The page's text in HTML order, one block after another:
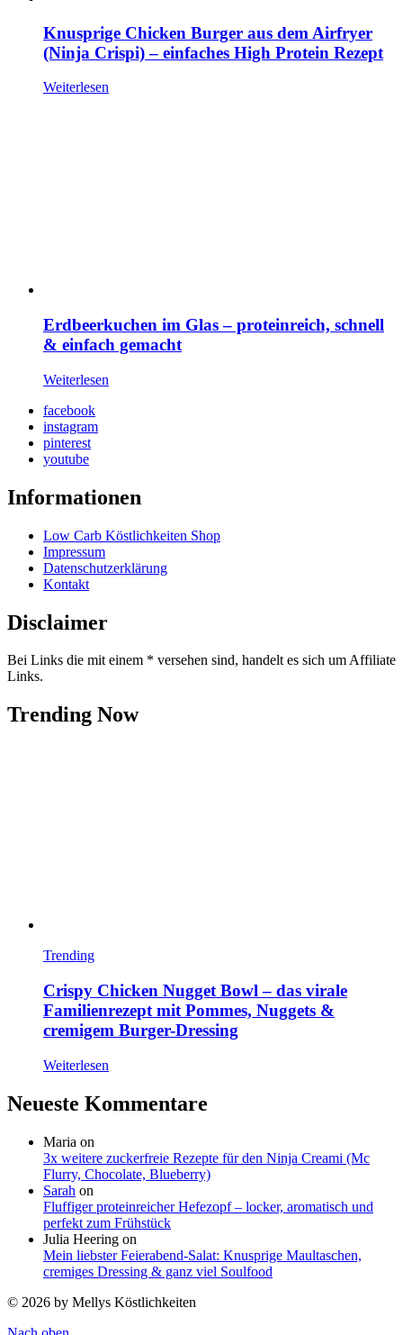
Knusprige Chicken Burger aus dem Airfryer
(Ninja Crispi) – einfaches High Protein Rezept
Weiterlesen
Erdbeerkuchen im Glas – proteinreich, schnell
& einfach gemacht
Weiterlesen
facebook
instagram
pinterest
youtube
Informationen
Low Carb Köstlichkeiten Shop
Impressum
Datenschutzerklärung
Kontakt
Disclaimer
Bei Links die mit einem * versehen sind, handelt es sich um Affiliate
Links.
Trending Now
Trending
Crispy Chicken Nugget Bowl – das virale
Familienrezept mit Pommes, Nuggets &
cremigem Burger-Dressing
Weiterlesen
Neueste Kommentare
Maria on
3x weitere zuckerfreie Rezepte für den Ninja Creami (Mc
Flurry, Chocolate, Blueberry)
Sarah on
Fluffiger proteinreicher Hefezopf – locker, aromatisch und
perfekt zum Frühstück
Julia Heering on
Mein liebster Feierabend-Salat: Knusprige Maultaschen,
cremiges Dressing & ganz viel Soulfood
© 2026 by Mellys Köstlichkeiten